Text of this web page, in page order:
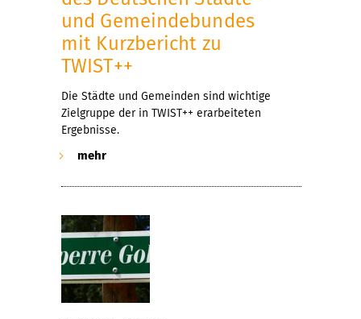
und Gemeindebundes
mit Kurzbericht zu
TWIST++
Die Städte und Gemeinden sind wichtige
Zielgruppe der in TWIST++ erarbeiteten
Ergebnisse.
mehr